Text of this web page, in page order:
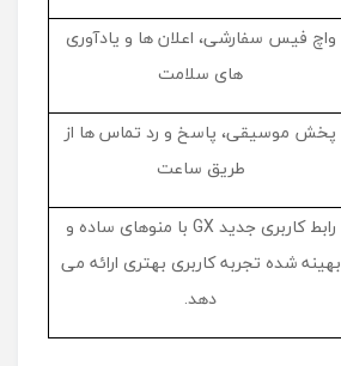
واچ فیس سفارشی، اعلان ‌ها و یادآوری
‌های سلامت
پخش موسیقی، پاسخ و رد تماس ‌ها از
طریق ساعت
رابط کاربری جدید GX با منوهای ساده و
بهینه ‌شده تجربه کاربری بهتری ارائه می
‌دهد.